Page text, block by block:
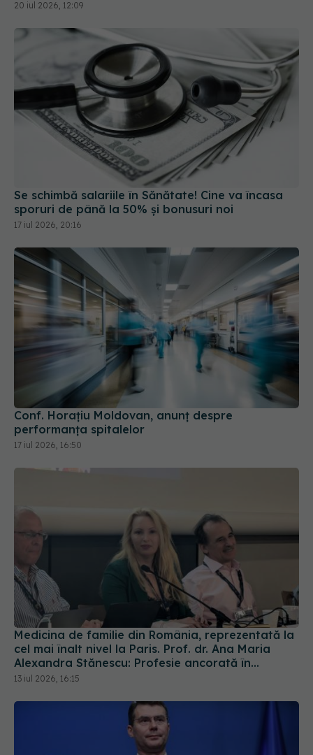
20 iul 2026, 12:09
Se schimbă salariile în Sănătate! Cine va încasa
sporuri de până la 50% și bonusuri noi
17 iul 2026, 20:16
Conf. Horațiu Moldovan, anunț despre
performanța spitalelor
17 iul 2026, 16:50
Medicina de familie din România, reprezentată la
cel mai înalt nivel la Paris. Prof. dr. Ana Maria
Alexandra Stănescu: Profesie ancorată în
comunitate
13 iul 2026, 16:15